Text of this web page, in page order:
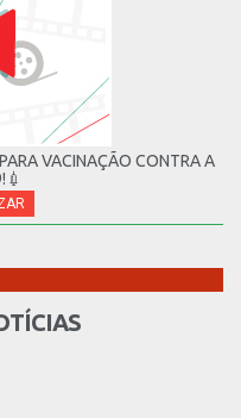
VACINAÇÃO CONTRA A